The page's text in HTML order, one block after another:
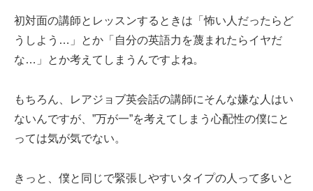
初対面の講師とレッスンするときは「怖い人だったらど
うしよう…」とか「自分の英語力を蔑まれたらイヤだ
な…」とか考えてしまうんですよね。
もちろん、レアジョブ英会話の講師にそんな嫌な人はい
ないんですが、”万が一”を考えてしまう心配性の僕にと
っては気が気でない。
きっと、僕と同じで緊張しやすいタイプの人って多いと